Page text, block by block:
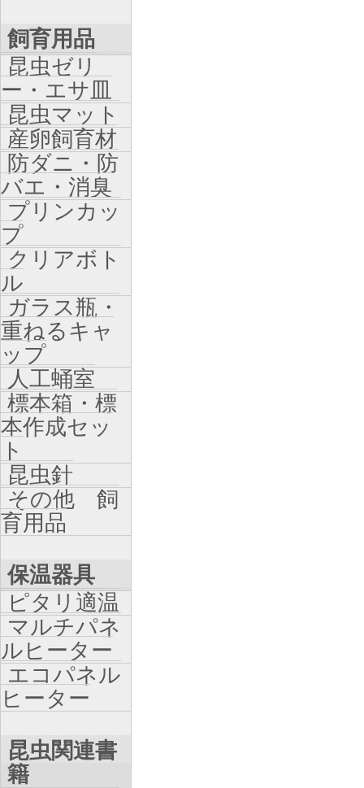
飼育用品
昆虫ゼリ
ー・エサ皿
昆虫マット
産卵飼育材
防ダニ・防
バエ・消臭
プリンカッ
プ
クリアボト
ル
ガラス瓶・
重ねるキャ
ップ
人工蛹室
標本箱・標
本作成セッ
ト
昆虫針
その他 飼
育用品
保温器具
ピタリ適温
マルチパネ
ルヒーター
エコパネル
ヒーター
昆虫関連書
籍